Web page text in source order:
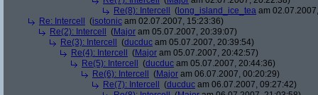
Re(8): Intercell
( long_island_ice_tea am
Re: Intercell
(isotonic am 02.07.2007, 15:23:36)
Re(2): Intercell
(Major am 05.07.2007, 20:39:07)
Re(3): Intercell
(ducduc am 05.07.2007, 20:39:54)
Re(4): Intercell
(Major am 05.07.2007, 20:42:57)
Re(5): Intercell
(ducduc am 05.07.2007, 20:44:36)
Re(6): Intercell
(Major am 06.07.2007, 00:20:29)
Re(7): Intercell
(ducduc am 06.07.2007, 09:27:42)